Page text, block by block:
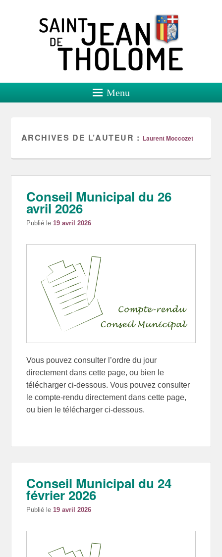
Saint Jean de Tholome
Site officiel
Menu
ARCHIVES DE L’AUTEUR : Laurent Moccozet
Conseil Municipal du 26
avril 2026
Publié le19 avril 2026
Vous pouvez consulter l’ordre du jour
directement dans cette page, ou bien le
télécharger ci-dessous. Vous pouvez consulter
le compte-rendu directement dans cette page,
ou bien le télécharger ci-dessous.
Conseil Municipal du 24
février 2026
Publié le19 avril 2026